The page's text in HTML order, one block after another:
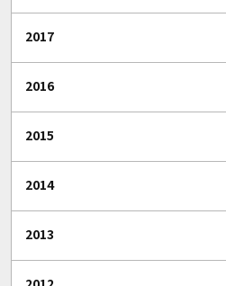
2017
2016
2015
2014
2013